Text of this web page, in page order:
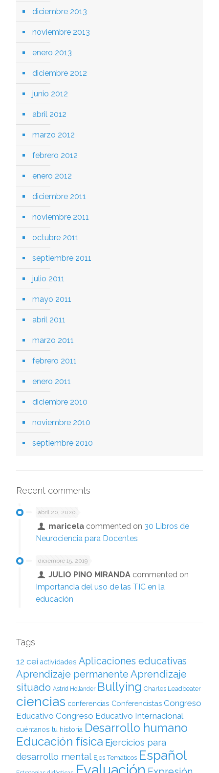
diciembre 2013
noviembre 2013
enero 2013
diciembre 2012
junio 2012
abril 2012
marzo 2012
febrero 2012
enero 2012
diciembre 2011
noviembre 2011
octubre 2011
septiembre 2011
julio 2011
mayo 2011
abril 2011
marzo 2011
febrero 2011
enero 2011
diciembre 2010
noviembre 2010
septiembre 2010
Recent comments
abril 20, 2020
maricela commented on 30 Libros de
Neurociencia para Docentes
diciembre 15, 2019
JULIO PINO MIRANDA commented on
Importancia del uso de las TIC en la
educación
Tags
12 cei actividades Aplicaciones educativas
Aprendizaje permanente Aprendizaje
situado Astrid Hollander Bullying Charles Leadbeater
ciencias conferencias Conferencistas Congreso
Educativo Congreso Educativo Internacional
cuéntanos tu historia Desarrollo humano
Educación física Ejercicios para
desarrollo mental Ejes Temáticos Español